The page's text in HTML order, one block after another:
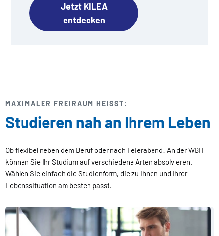
Jetzt KILEA
entdecken
MAXIMALER FREIRAUM HEISST:
Studieren nah an Ihrem Leben
Ob flexibel neben dem Beruf oder nach Feierabend: An der WBH
können Sie Ihr Studium auf verschiedene Arten absolvieren.
Wählen Sie einfach die Studienform, die zu Ihnen und Ihrer
Lebenssituation am besten passt.